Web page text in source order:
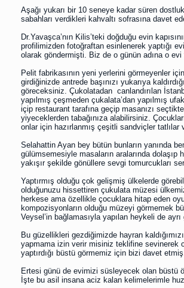
Aşağı yukarı bir 10 seneye kadar süren
sabahları verdikleri kahvaltı sofrasına davet
Dr.Yavaşca’nın Kilis’teki doğduğu evin
profilimizden fotoğraftan esinlenerek yaptığı
olarak göndermişti. Biz de o günün adına o
Pelit fabrikasının yeni yerlerini görmeyenler
girdiğinizde antrede başınızı yukarıya
göreceksiniz. Çukolatadan canlandırılan
yapılmış çeşmeden çukalata’dan yapılmış
içip restaurant tarafına geçip masanızı
yiyeceklerden tabağınıza alabilirsiniz.
onlar için hazırlanmış çeşitli sandviçler tatlılar
Selahattin Ayan bey bütün bunların yanında
gülümsemesiyle masaların aralarında dolaşıp
yakışır şekilde gönüllere sevgi tomurcukları
Yaptırmış olduğu çok gelişmiş ülkelerde
olduğunuzu hissettiren çukulata müzesi
herkese ama özellikle çocuklara hitap eden
kompozisyonların olduğu müzeyi görmemek
Veysel’in bağlamasıyla yapılan heykeli de
Bu güzellikleri gezdiğimizde hayran
yapmama izin verir misiniz teklifine sevinerek
yaptırdığı büstü görmemiz için bizi davet
Ertesi günü de evimizi süsleyecek olan büstü
İşte bu asil insana aciz kalan kelimelerimle